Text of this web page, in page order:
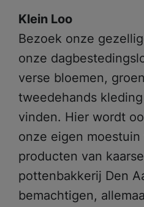
Klein Loo
Bezoek onze
onze
verse bloemen,
tweedehands
vinden. Hier wordt
onze eigen
producten van
pottenbakkerij Den
bemachtigen,